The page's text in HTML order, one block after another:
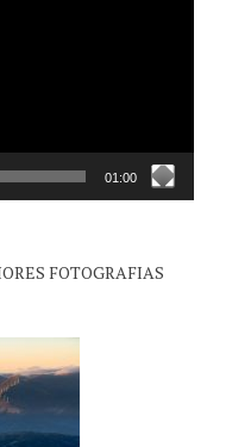
01:00
FOTOGRAFIAS